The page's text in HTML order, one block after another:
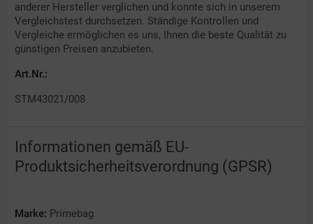
anderer Hersteller verglichen und konnte sich in unserem
Vergleichstest durchsetzen. Ständige Kontrollen und
Vergleiche ermöglichen es uns, Ihnen die beste Qualität zu
günstigen Preisen anzubieten.
Art.Nr.:
STM43021/008
Informationen gemäß EU-
Produktsicherheitsverordnung (GPSR)
Marke: Primebag